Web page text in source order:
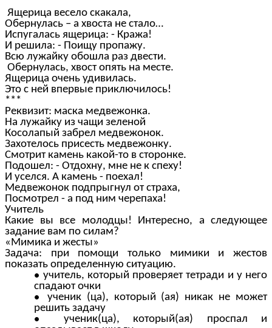
Ящерица весело скакала,
Обернулась – а хвоста не стало…
Испугалась ящерица: - Кража!
И решила: - Поищу пропажу.
Всю лужайку обошла раз двести.
Обернулась, хвост опять на месте.
Ящерица очень удивилась.
Это с ней впервые приключилось!
***
Реквизит: маска медвежонка.
На лужайку из чащи зеленой
Косолапый забрел медвежонок.
Захотелось присесть медвежонку.
Смотрит камень какой-то в сторонке.
Подошел: - Отдохну, мне не к спеху!
И уселся. А камень - поехал!
Медвежонок подпрыгнул от страха,
Посмотрел - а под ним черепаха!
Учитель
Какие вы все молодцы! Интересно, а следующее
задание вам по силам?
«Мимика и жесты»
Задача: при помощи только мимики и жестов
показать определенную ситуацию.
учитель, который проверяет тетради и у него
спадают очки
ученик (ца), который (ая) никак не может
решить задачу
ученик(ца), который(ая) проспал и